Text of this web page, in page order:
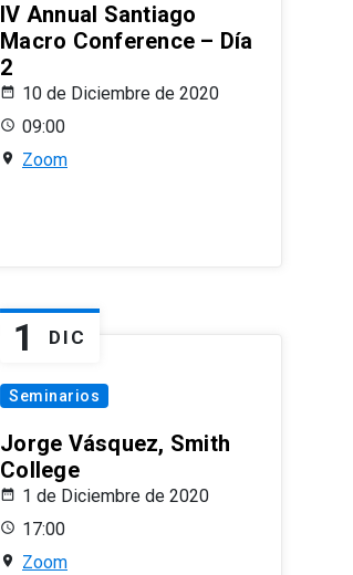
IV Annual Santiago
Macro Conference – Día
2
10 de Diciembre de 2020
09:00
Zoom
1 DIC
Seminarios
Jorge Vásquez, Smith
College
1 de Diciembre de 2020
17:00
Zoom